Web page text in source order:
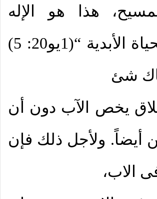
هذا هو الإله
الحق والحياة الأبدية “(1يو20: 5)
شئ
يخص الآب دون أن
أيضاً. ولأجل ذلك فإن
الاب،